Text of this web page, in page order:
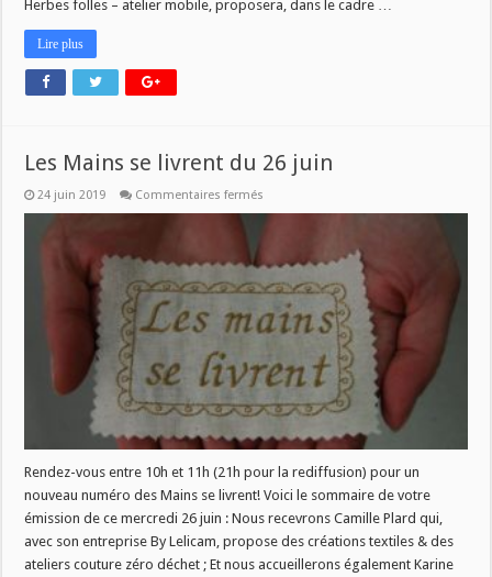
Herbes folles – atelier mobile, proposera, dans le cadre …
Lire plus
Les Mains se livrent du 26 juin
24 juin 2019 Commentaires fermés
du
26
juin
Rendez-vous entre 10h et 11h (21h pour la rediffusion) pour un
nouveau numéro des Mains se livrent! Voici le sommaire de votre
émission de ce mercredi 26 juin : Nous recevrons Camille Plard qui,
avec son entreprise By Lelicam, propose des créations textiles & des
ateliers couture zéro déchet ; Et nous accueillerons également Karine